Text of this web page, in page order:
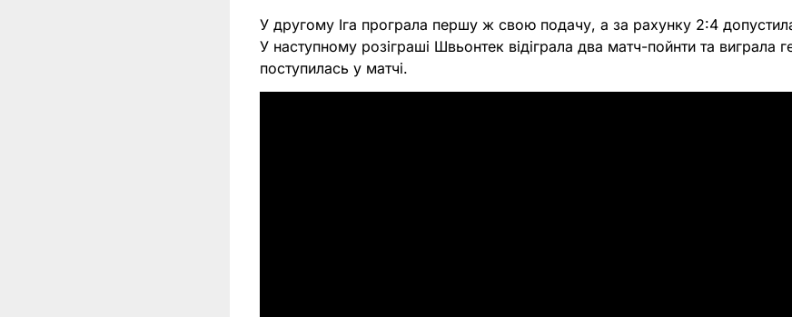
У другому Іга програла першу ж свою подачу, а за рахунку 2:4
У наступному розіграші Швьонтек відіграла два матч-пойнти та виграла
поступилась у матчі.